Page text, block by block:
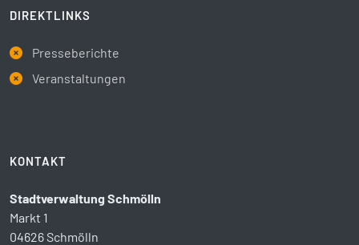
DIREKTLINKS
Presseberichte
Veranstaltungen
KONTAKT
Stadtverwaltung Schmölln
Markt 1
04626 Schmölln